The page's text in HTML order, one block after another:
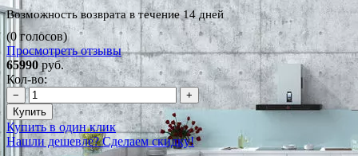
Возможность возврата в течение 14 дней
(0 голосов)
Просмотреть отзывы
65990руб.
Кол-во:
−
+
Купить
Купить в один клик
Нашли дешевле? Сделаем скидку!